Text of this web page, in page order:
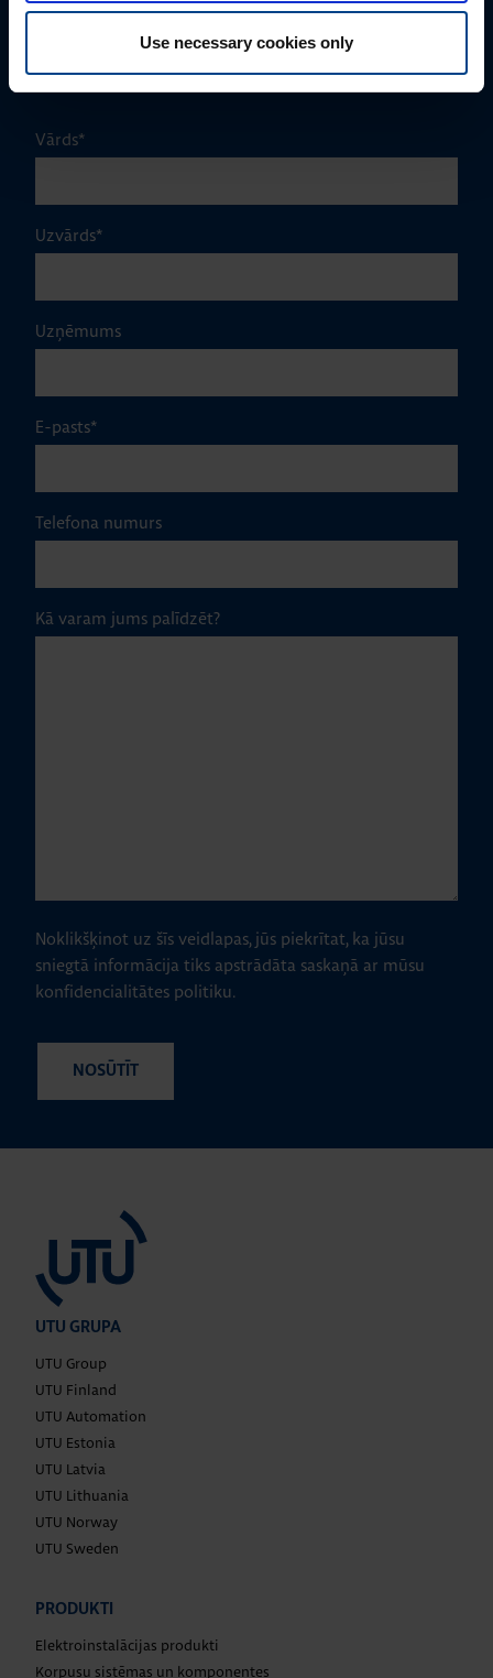
Use necessary cookies only
Edmunds Lauva
+371 22544445
edmunds.lauva@utugroup.com
Vārds*
Uzvārds*
Uzņēmums
E-pasts*
Telefona numurs
Kā varam jums palīdzēt?
Noklikšķinot uz šīs veidlapas, jūs piekrītat, ka jūsu
sniegtā informācija tiks apstrādāta saskaņā ar mūsu
konfidencialitātes politiku.
UTU GRUPA
UTU Group
UTU Finland
UTU Automation
UTU Estonia
UTU Latvia
UTU Lithuania
UTU Norway
UTU Sweden
PRODUKTI
Elektroinstalācijas produkti
Korpusu sistēmas un komponentes